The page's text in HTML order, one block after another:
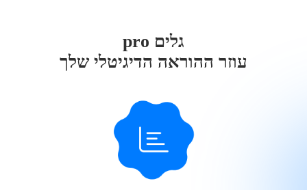
גלים pro
עוזר ההוראה הדיגיטלי שלך